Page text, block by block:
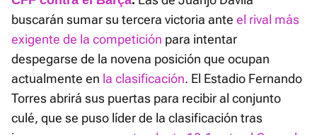
buscarán sumar su tercera victoria ante el rival más
exigente de la competición para intentar
despegarse de la novena posición que ocupan
actualmente en la clasificación. El Estadio Fernando
Torres abrirá sus puertas para recibir al conjunto
culé, que se puso líder de la clasificación tras